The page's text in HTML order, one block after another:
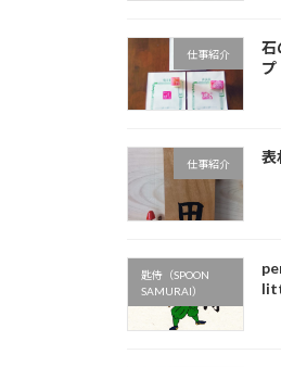
仕事紹介
石
プ
仕事紹介 表
匙侍（SPOON
SAMURAI）